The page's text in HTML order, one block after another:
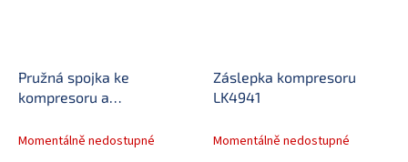
Pružná spojka ke
kompresoru a
Momentálně nedostupné
Záslepka kompresoru
LK4941
Momentálně nedostupné